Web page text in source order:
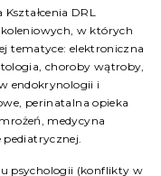
DRL
w których
tematyce: elektroniczna
choroby wątroby,
endokrynologii i
perinatalna opieka
medycyna
psychologii (konflikty w